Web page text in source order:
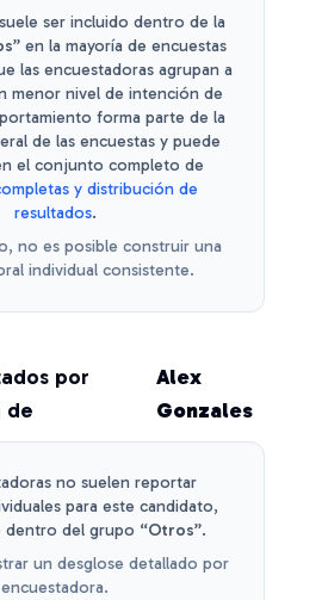
ser incluido dentro de la
en la mayoría de encuestas
las encuestadoras agrupan a
menor nivel de intención de
forma parte de la
de las encuestas y puede
el conjunto completo de
y distribución de
resultados.
no es posible construir una
individual consistente.
por
de
Alex
Gonzales
no suelen reportar
para este candidato,
dentro del grupo “Otros”.
un desglose detallado por
encuestadora.